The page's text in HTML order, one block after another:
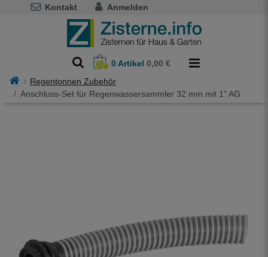
Kontakt Anmelden
0Artikel 0,00 €
Regentonnen Zubehör
Anschluss-Set für Regenwassersammler 32 mm mit 1" AG